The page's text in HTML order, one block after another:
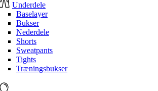
Underdele
Baselayer
Bukser
Nederdele
Shorts
Sweatpants
Tights
Træningsbukser